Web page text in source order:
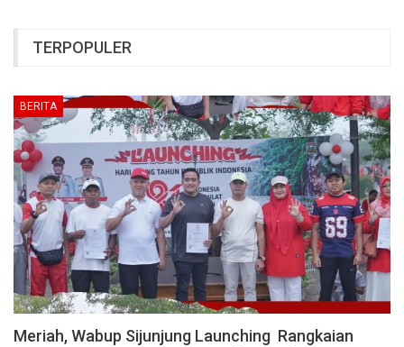
TERPOPULER
BERITA
Meriah, Wabup Sijunjung Launching Rangkaian